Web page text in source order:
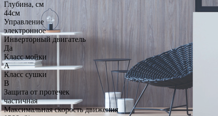
Глубина, см
44см
Управление
электронное
Инверторный двигатель
Да
Класс мойки
A
Класс сушки
B
Защита от протечек
частичная
Максимальная скорость движения